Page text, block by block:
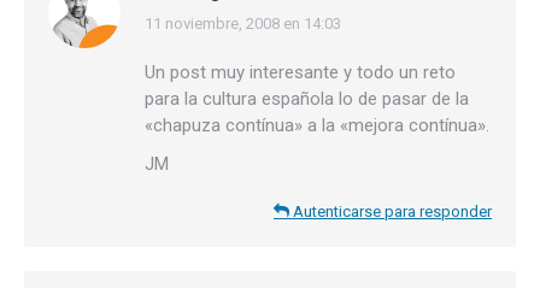
dice:
11 noviembre, 2008 en 14:03
Un post muy interesante y todo un reto
para la cultura española lo de pasar de la
«chapuza contínua» a la «mejora contínua».
JM
Autenticarse para responder